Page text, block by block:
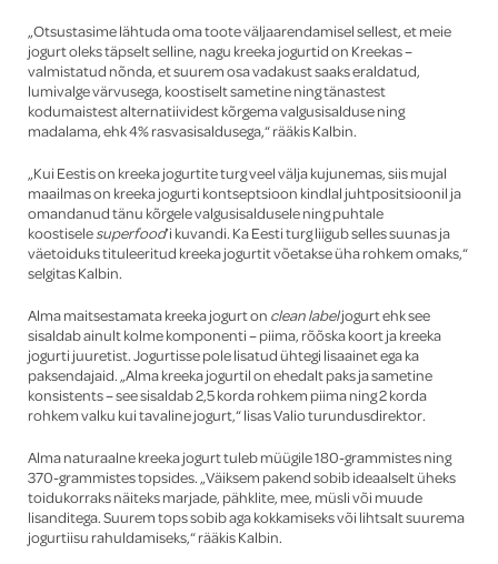
„Otsustasime lähtuda oma toote väljaarendamisel sellest, et meie
jogurt oleks täpselt selline, nagu kreeka jogurtid on Kreekas –
valmistatud nõnda, et suurem osa vadakust saaks eraldatud,
lumivalge värvusega, koostiselt sametine ning tänastest
kodumaistest alternatiividest kõrgema valgusisalduse ning
madalama, ehk 4% rasvasisaldusega,“ rääkis Kalbin.
„Kui Eestis on kreeka jogurtite turg veel välja kujunemas, siis mujal
maailmas on kreeka jogurti kontseptsioon kindlal juhtpositsioonil ja
omandanud tänu kõrgele valgusisaldusele ning puhtale
koostiselesuperfood’i kuvandi. Ka Eesti turg liigub selles suunas ja
väetoiduks tituleeritud kreeka jogurtit võetakse üha rohkem omaks,“
selgitas Kalbin.
Alma maitsestamata kreeka jogurt on clean labeljogurt ehk see
sisaldab ainult kolme komponenti – piima, rõõska koort ja kreeka
jogurti juuretist. Jogurtisse pole lisatud ühtegi lisaainet ega ka
paksendajaid. „Alma kreeka jogurtil on ehedalt paks ja sametine
konsistents – see sisaldab 2,5 korda rohkem piima ning 2 korda
rohkem valku kui tavaline jogurt,“ lisas Valio turundusdirektor.
Alma naturaalne kreeka jogurt tuleb müügile 180-grammistes ning
370-grammistes topsides. „Väiksem pakend sobib ideaalselt üheks
toidukorraks näiteks marjade, pähklite, mee, müsli või muude
lisanditega. Suurem tops sobib aga kokkamiseks või lihtsalt suurema
jogurtiisu rahuldamiseks,“ rääkis Kalbin.